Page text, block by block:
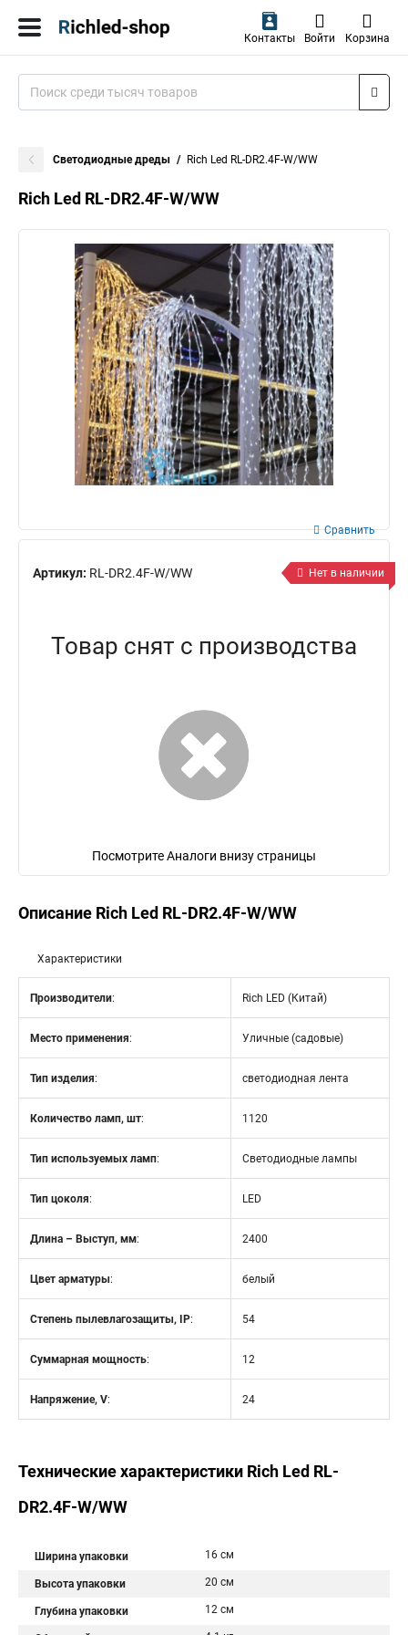
Контакты Войти Корзина
Светодиодные дреды Rich Led RL-DR2.4F-W/WW
Rich Led RL-DR2.4F-W/WW
Артикул: RL-DR2.4F-W/WW
Сравнить
Нет в наличии
Товар снят с производства
Посмотрите Аналоги внизу страницы
Описание Rich Led RL-DR2.4F-W/WW
Характеристики
Производители: Rich LED (Китай)
Место применения: Уличные (садовые)
Тип изделия: светодиодная лента
Количество ламп, шт: 1120
Тип используемых ламп: Светодиодные лампы
Тип цоколя: LED
Длина – Выступ, мм: 2400
Цвет арматуры: белый
Степень пылевлагозащиты, IP: 54
Суммарная мощность: 12
Напряжение, V: 24
Технические характеристики Rich Led RL-
DR2.4F-W/WW
Ширина упаковки 16 см
Высота упаковки 20 см
Глубина упаковки 12 см